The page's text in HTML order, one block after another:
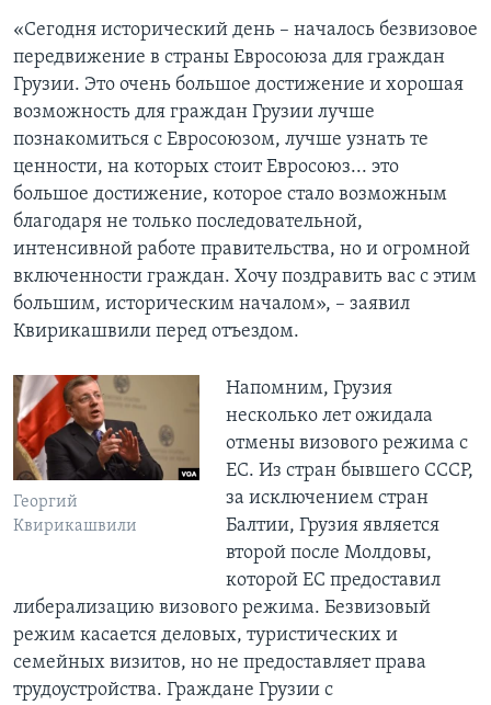
«Сегодня исторический день – началось безвизовое
передвижение в страны Евросоюза для граждан
Грузии. Это очень большое достижение и хорошая
возможность для граждан Грузии лучше
познакомиться с Евросоюзом, лучше узнать те
ценности, на которых стоит Евросоюз... это
большое достижение, которое стало возможным
благодаря не только последовательной,
интенсивной работе правительства, но и огромной
включенности граждан. Хочу поздравить вас с этим
большим, историческим началом», – заявил
Квирикашвили перед отъездом.
Георгий
Квирикашвили
Напомним, Грузия
несколько лет ожидала
отмены визового режима с
ЕС. Из стран бывшего СССР,
за исключением стран
Балтии, Грузия является
второй после Молдовы,
которой ЕС предоставил
либерализацию визового режима. Безвизовый
режим касается деловых, туристических и
семейных визитов, но не предоставляет права
трудоустройства. Граждане Грузии с